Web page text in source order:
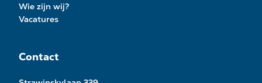
Wie zijn wij?
Vacatures
Contact